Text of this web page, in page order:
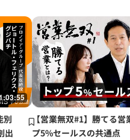
別
出
【営業無双#1】勝てる営
プ5%セールスの共通点